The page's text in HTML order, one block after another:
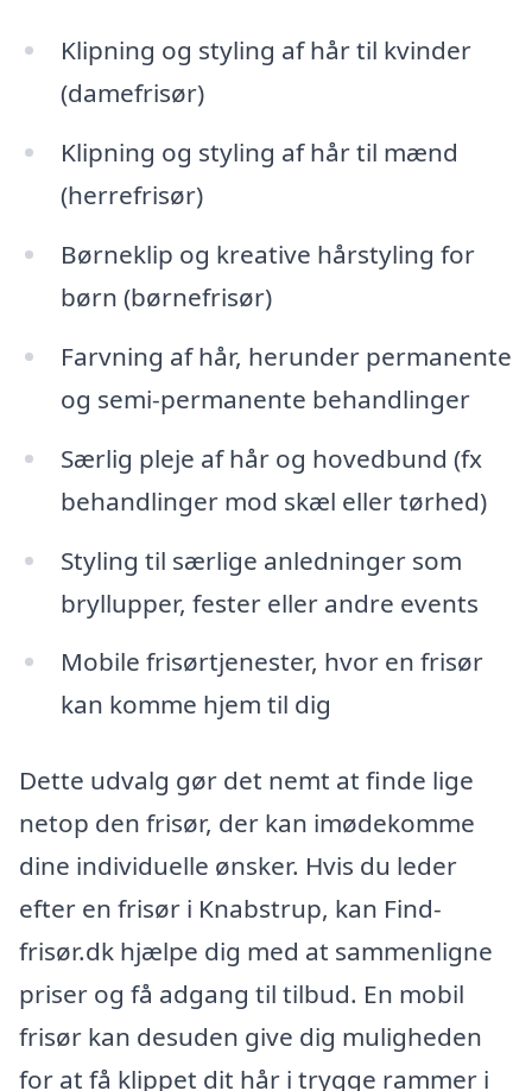
Klipning og styling af hår til kvinder
(damefrisør)
Klipning og styling af hår til mænd
(herrefrisør)
Børneklip og kreative hårstyling for
børn (børnefrisør)
Farvning af hår, herunder permanente
og semi-permanente behandlinger
Særlig pleje af hår og hovedbund (fx
behandlinger mod skæl eller tørhed)
Styling til særlige anledninger som
bryllupper, fester eller andre events
Mobile frisørtjenester, hvor en frisør
kan komme hjem til dig
Dette udvalg gør det nemt at finde lige
netop den frisør, der kan imødekomme
dine individuelle ønsker. Hvis du leder
efter en frisør i Knabstrup, kan Find-
frisør.dk hjælpe dig med at sammenligne
priser og få adgang til tilbud. En mobil
frisør kan desuden give dig muligheden
for at få klippet dit hår i trygge rammer i